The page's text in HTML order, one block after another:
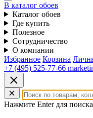
В каталог обоев
Каталог обоев
Где купить
Полезное
Сотрудничество
О компании
Избранное Корзина
+7 (495) 525-77-66
Нажмите Enter для